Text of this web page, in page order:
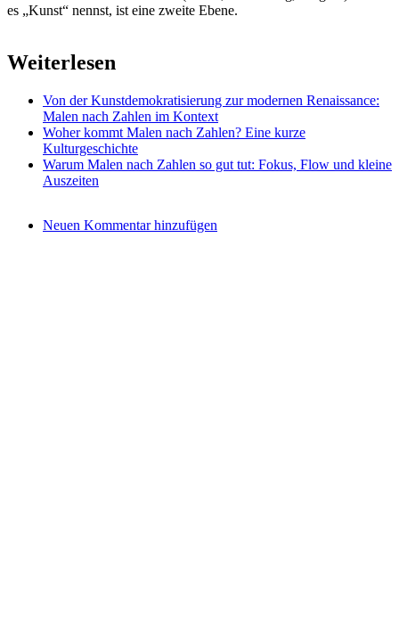
es „Kunst“ nennst, ist eine zweite Ebene.
Weiterlesen
Von der Kunstdemokratisierung zur modernen Renaissance:
Malen nach Zahlen im Kontext
Woher kommt Malen nach Zahlen? Eine kurze
Kulturgeschichte
Warum Malen nach Zahlen so gut tut: Fokus, Flow und kleine
Auszeiten
Neuen Kommentar hinzufügen